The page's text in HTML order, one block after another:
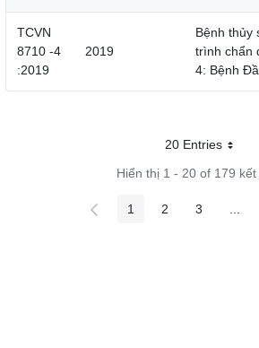
TCVN
8710 -4
:2019
2019
Bệnh thủy
trình chẩn
4: Bệnh
20 EntriesMỗi trang
Hiển thị 1 - 20 of 179 kết
Các trang trên cổng
1 Các trang trên
2 Các trang
3 Các